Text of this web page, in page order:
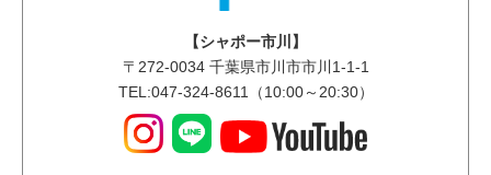
【シャポー市川】
〒 272-0034千葉県市川市市川1-1-1
TEL:047-324-8611（10:00～20:30）